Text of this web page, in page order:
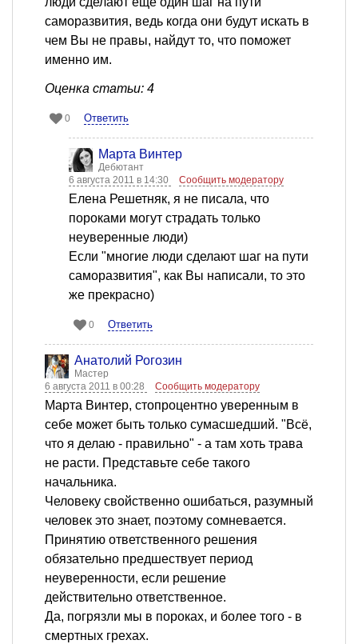
саморазвития, ведь когда они будут искать в
чем Вы не правы, найдут то, что поможет
именно им.
Оценка статьи: 4
0 Ответить
Марта Винтер
Дебютант
6 августа 2011 в 14:30
Сообщить модератору
Елена Решетняк, я не писала, что
пороками могут страдать только
неуверенные люди)
Если "многие люди сделают шаг на пути
саморазвития", как Вы написали, то это
же прекрасно)
0 Ответить
Анатолий Рогозин
Мастер
6 августа 2011 в 00:28
Сообщить модератору
Марта Винтер, стопроцентно уверенным в
себе может быть только сумасшедший. "Всё,
что я делаю - правильно" - а там хоть трава
не расти. Представьте себе такого
начальника.
Человеку свойственно ошибаться, разумный
человек это знает, поэтому сомневается.
Принятию ответственного решения
обязательно предшествует период
неуверенности, если решение
действительно ответственное.
Да, погрязли мы в пороках, и более того - в
смертных грехах.